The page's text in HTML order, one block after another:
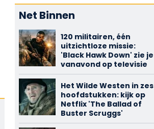
Net Binnen
120 militairen, één
uitzichtloze missie:
'Black Hawk Down' zie je
vanavond op televisie
Het Wilde Westen in zes
hoofdstukken: kijk op
Netflix 'The Ballad of
Buster Scruggs'